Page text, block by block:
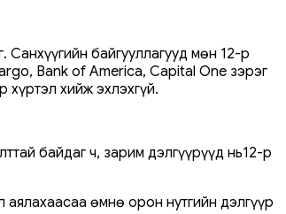
Санхүүгийн байгууллагууд мөн 12-р
Bank of America, Capital One зэрэг
хийж эхлэхгүй.
байдаг ч, зарим дэлгүүрүүд нь12-р
өмнө орон нутгийн дэлгүүр